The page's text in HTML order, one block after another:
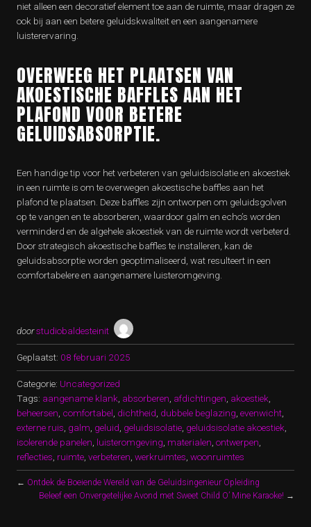
niet alleen een decoratief element toe aan de ruimte, maar dragen ze
ook bij aan een betere geluidskwaliteit en een aangenamere
luisterervaring.
OVERWEEG HET PLAATSEN VAN
AKOESTISCHE BAFFLES AAN HET
PLAFOND VOOR BETERE
GELUIDSABSORPTIE.
Een handige tip voor het verbeteren van geluidsisolatie en akoestiek
in een ruimte is om te overwegen akoestische baffles aan het
plafond te plaatsen. Deze baffles zijn ontworpen om geluidsgolven
op te vangen en te absorberen, waardoor galm en echo’s worden
verminderd en de algehele akoestiek van de ruimte wordt verbeterd.
Door strategisch akoestische baffles te installeren, kan de
geluidsabsorptie worden geoptimaliseerd, wat resulteert in een
comfortabelere en aangenamere luisteromgeving.
doorstudiobaldesteinit
Geplaatst: 08 februari 2025
Categorie: Uncategorized
Tags: aangename klank absorberen afdichtingen akoestiek
beheersen comfortabel dichtheid dubbele beglazing evenwicht
externe ruis galm geluid geluidsisolatie geluidsisolatie akoestiek
isolerende panelen luisteromgeving materialen ontwerpen
reflecties ruimte verbeteren werkruimtes woonruimtes
← Ontdek de Boeiende Wereld van de Geluidsingenieur Opleiding
Beleef een Onvergetelijke Avond met Sweet Child O’ Mine Karaoke! →